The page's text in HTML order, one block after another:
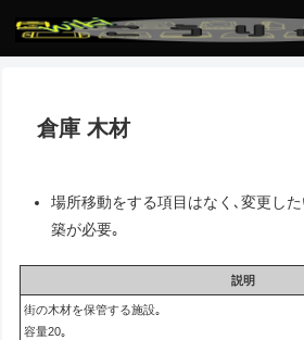
倉庫 木材
場所移動をする項目はなく､変更し
築が必要｡
説明
街の木材を保管する施設｡
容量20｡